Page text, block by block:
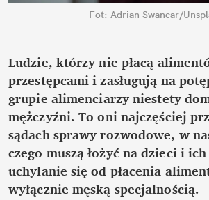
Fot: Adrian Swancar/
Ludzie, którzy nie płacą
przestępcami i zasługują na
grupie alimenciarzy niestety
mężczyźni. To oni najczęściej
sądach sprawy rozwodowe, w
czego muszą łożyć na dzieci i
uchylanie się od płacenia
wyłącznie męską specjalnością.